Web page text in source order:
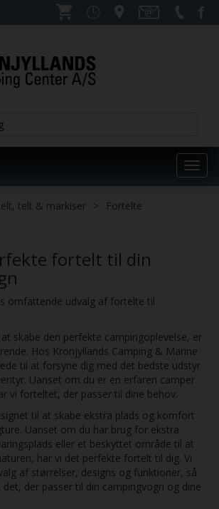
telt & markiser Fortelte
fortelt til din
omfattende udvalg af fortelte til
skabe den perfekte campingoplevelse, er
Hos Kronjyllands Camping & Marine
til at forsyne dig med det bedste udstyr
Uanset om du er en erfaren camper
vi forteltet, der passer til dine behov.
til at skabe ekstra plads og komfort
Uanset om du har brug for ekstra
eller et beskyttet område til at
har vi det perfekte fortelt til dig. Vi
af størrelser, designs og funktioner, så
der passer til din campingvogn og dine